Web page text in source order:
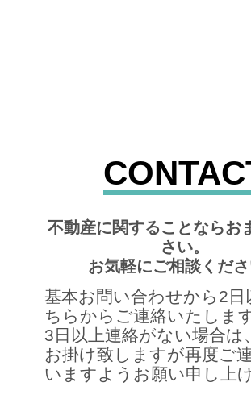
不動産に関することならお
さい。
お気軽にご相談くださ
基本お問い合わせから2日
ちらからご連絡いたします
3日以上連絡がない場合は
お掛け致しますが再度ご
いますようお願い申し上